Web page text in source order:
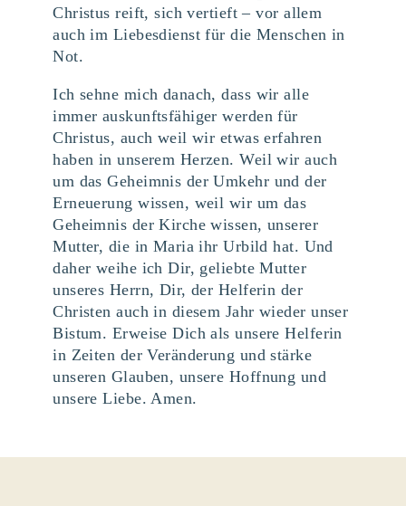
Christus reift, sich vertieft – vor allem
auch im Liebesdienst für die Menschen in
Not.
Ich sehne mich danach, dass wir alle
immer auskunftsfähiger werden für
Christus, auch weil wir etwas erfahren
haben in unserem Herzen. Weil wir auch
um das Geheimnis der Umkehr und der
Erneuerung wissen, weil wir um das
Geheimnis der Kirche wissen, unserer
Mutter, die in Maria ihr Urbild hat. Und
daher weihe ich Dir, geliebte Mutter
unseres Herrn, Dir, der Helferin der
Christen auch in diesem Jahr wieder unser
Bistum. Erweise Dich als unsere Helferin
in Zeiten der Veränderung und stärke
unseren Glauben, unsere Hoffnung und
unsere Liebe. Amen.